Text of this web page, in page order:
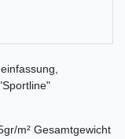
m² Gesamtgewicht